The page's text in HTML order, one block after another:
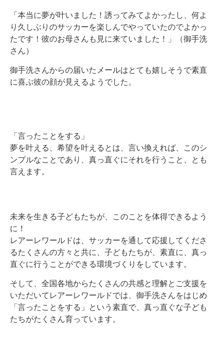
「本当に夢が叶いました！誘ってみてよかったし、何よ
り久しぶりのサッカーを楽しんでやっていたのでよかっ
たです！彼のお母さんも見に来ていました！」（御手洗
さん）
御手洗さんからの届いたメールはとても嬉しそうで素直
に喜ぶ彼の顔が見えるようでした。
「言ったことをする」
夢を叶える、希望を叶えるとは、言い換えれば、このシ
ンプルなことであり、真っ直ぐにそれを行うこと、とも
言えます。
未来を生きる子どもたちが、このことを体得できるよう
に！
レアーレワールドは、サッカーを通して応援してくださ
るたくさんの方々と共に、子どもたちが、素直に、真っ
直ぐに行うことができる環境づくりをしています。
そして、全国各地からたくさんの共感と理解とご支援を
いただいてレアーレワールドでは、御手洗さんをはじめ
「言ったことをする」という素直で、真っ直ぐな子ども
たちがたくさん育っています。